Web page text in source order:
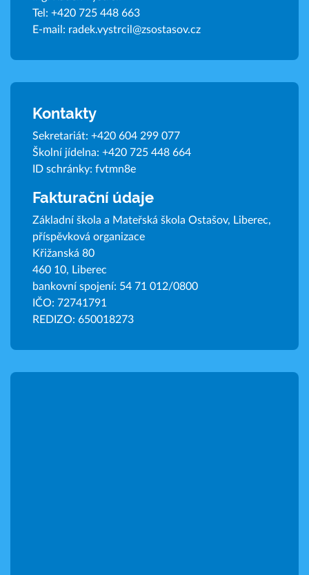
Tel: +420 725 448 663
E-mail: radek.vystrcil@zsostasov.cz
Kontakty
Sekretariát: +420 604 299 077
Školní jídelna: +420 725 448 664
ID schránky: fvtmn8e
Fakturační údaje
Základní škola a Mateřská škola Ostašov, Liberec,
příspěvková organizace
Křižanská 80
460 10, Liberec
bankovní spojení: 54 71 012/0800
IČO: 72741791
REDIZO: 650018273